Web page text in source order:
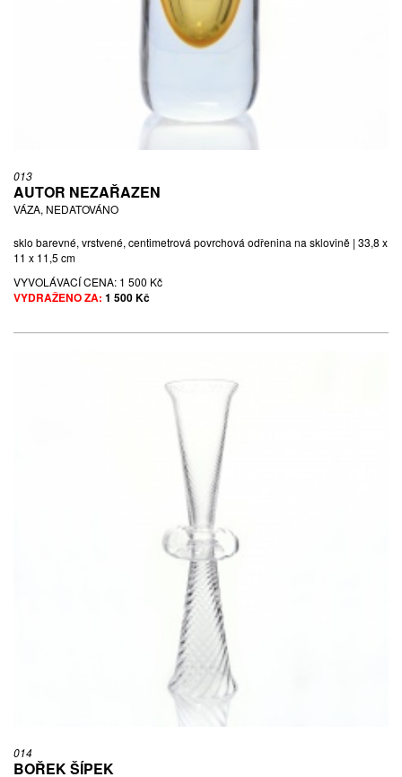
013
AUTOR NEZAŘAZEN
VÁZA, NEDATOVÁNO
sklo barevné, vrstvené, centimetrová povrchová odřenina na sklovině | 33,8 x
11 x 11,5 cm
VYVOLÁVACÍ CENA: 1 500 Kč
VYDRAŽENO ZA: 1 500 Kč
014
BOŘEK ŠÍPEK